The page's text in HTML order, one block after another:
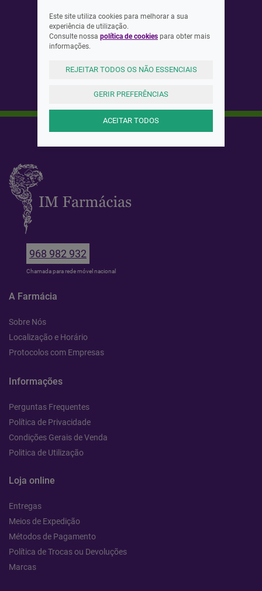
ASSINAR
968 982 932
Chamada para rede móvel nacional
A Farmácia
Sobre Nós
Localização e Horário
Protocolos com Empresas
Informações
Perguntas Frequentes
Política de Privacidade
Condições Gerais de Venda
Politica de Utilização
Loja online
Entregas
Meios de Expedição
Métodos de Pagamento
Política de Trocas ou Devoluções
Marcas
Este site utiliza cookies para melhorar a sua
experiência de utilização.
Consulte nossa política de cookies para obter mais
informações.
REJEITAR TODOS OS NÃO ESSENCIAIS
GERIR PREFERÊNCIAS
ACEITAR TODOS